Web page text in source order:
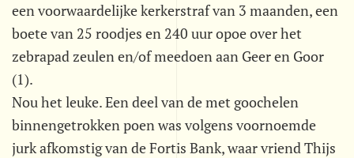
een voorwaardelijke kerkerstraf van 3 maanden, een
boete van 25 roodjes en 240 uur opoe over het
zebrapad zeulen en/of meedoen aan Geer en Goor
(1).
Nou het leuke. Een deel van de met goochelen
binnengetrokken poen was volgens voornoemde
jurk afkomstig van de Fortis Bank, waar vriend Thijs